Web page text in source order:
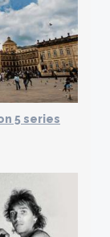
5 series